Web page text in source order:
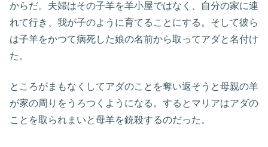
からだ。夫婦はその子羊を羊小屋ではなく、自分の家に連
れて行き、我が子のように育てることにする。そして彼ら
は子羊をかつて病死した娘の名前から取ってアダと名付け
た。
ところがまもなくしてアダのことを奪い返そうと母親の羊
が家の周りをうろつくようになる。するとマリアはアダの
ことを取られまいと母羊を銃殺するのだった。